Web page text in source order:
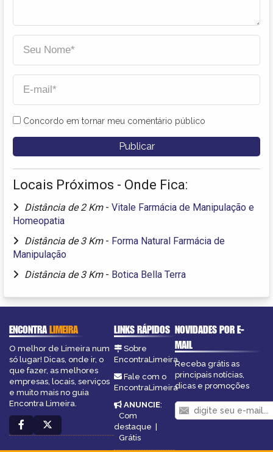
Concordo em tornar meu comentário público
Locais Próximos - Onde Fica:
Distância de 2 Km - Vitale Farmácia de Manipulação e
Homeopatia
Distância de 3 Km - Forma Natural Farmácia de
Manipulação
Distância de 3 Km - Botica Bella Terra
ENCONTRALIMEIRA
O melhor de Limeira num
só lugar! Dicas, onde ir, o
que fazer, as melhores
empresas, locais, serviços
e muito mais no guia
Encontra Limeira.
LINKS RÁPIDOS
Sobre
EncontraLimeira
Fale com o
EncontraLimeira
ANUNCIE:
Com
destaque |
Grátis
NOVIDADES POR E-
MAIL
Receba grátis as
principais notícias,
dicas e promoções